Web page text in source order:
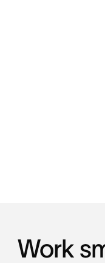
Work